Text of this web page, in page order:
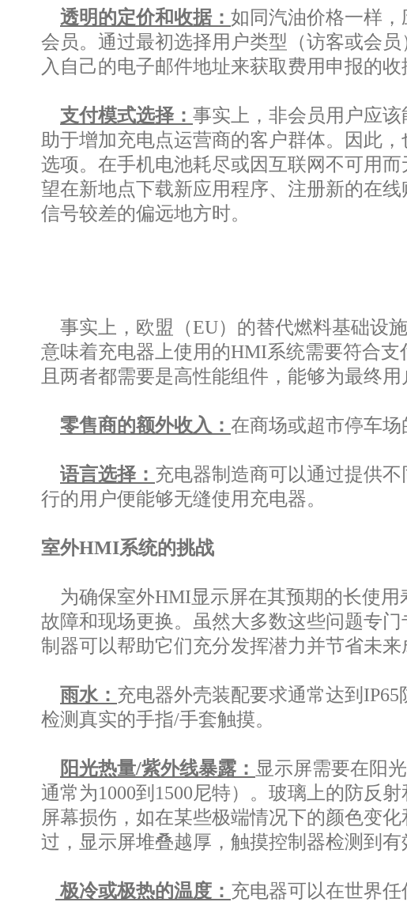
透明的定价和收据： 如同汽油价格一样
会员。通过最初选择用户类型（访客或会
入自己的电子邮件地址来获取费用申报的收
支付模式选择： 事实上，非会员用户应
助于增加充电点运营商的客户群体。因此
选项。在手机电池耗尽或因互联网不可用
望在新地点下载新应用程序、注册新的在
信号较差的偏远地方时。
事实上，欧盟（EU）的替代燃料基础设
意味着充电器上使用的HMI系统需要符合
且两者都需要是高性能组件，能够为最终
零售商的额外收入： 在商场或超市停车场
语言选择： 充电器制造商可以通过提供
行的用户便能够无缝使用充电器。
室外HMI系统的挑战
为确保室外HMI显示屏在其预期的长使用
故障和现场更换。虽然大多数这些问题专
制器可以帮助它们充分发挥潜力并节省未
雨水： 充电器外壳装配要求通常达到
检测真实的手指/手套触摸。
阳光热量/紫外线暴露： 显示屏需要在阳
通常为1000到1500尼特）。玻璃上的防反
屏幕损伤，如在某些极端情况下的颜色变
过，显示屏堆叠越厚，触摸控制器检测到有
极冷或极热的温度： 充电器可以在世界